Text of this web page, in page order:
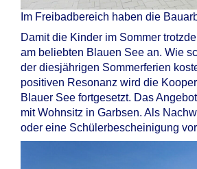
Im Freibadbereich haben die
Damit die Kinder im Sommer
am beliebten Blauen See an. Wie
der diesjährigen Sommerferien
positiven Resonanz wird die
Blauer See fortgesetzt. Das
mit Wohnsitz in Garbsen. Als
oder eine Schülerbescheinigung